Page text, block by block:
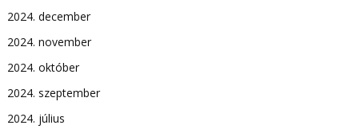
2024. december
2024. november
2024. október
2024. szeptember
2024. július